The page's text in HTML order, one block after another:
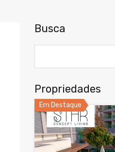
Busca
Propriedades
Em Destaque